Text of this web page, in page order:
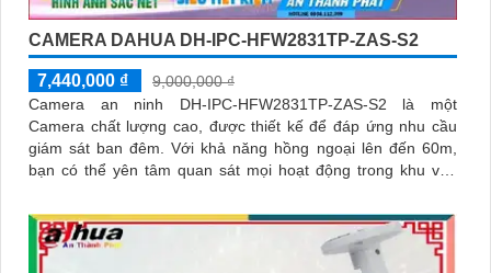
CAMERA DAHUA DH-IPC-HFW2831TP-ZAS-S2
7,440,000 ₫
9,000,000 ₫
Camera an ninh DH-IPC-HFW2831TP-ZAS-S2 là một
Camera chất lượng cao, được thiết kế để đáp ứng nhu cầu
giám sát ban đêm. Với khả năng hồng ngoại lên đến 60m,
bạn có thể yên tâm quan sát mọi hoạt động trong khu vực